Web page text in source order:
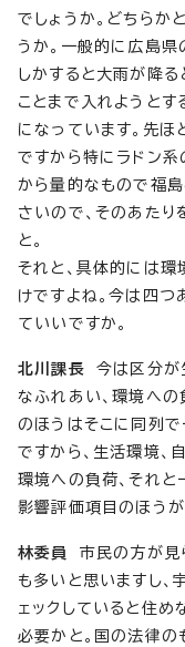
でしょうか。どちらか
うか。一般的に広島県
しかすると大雨が降
ことまで入れようとす
になっています。先
ですから特にラドン系
から量的なもので福
さいので、そのあた
と。
それと、具体的には
けですよね。今は四つ
ていいですか。
北川課長 今は区分が
なふれあい、環境への
のほうはそこに同列で
ですから、生活環境、
環境への負荷、それと
影響評価項目のほう
林委員 市民の方が見
も多いと思いますし
ェックしていると住め
必要かと。国の法律の